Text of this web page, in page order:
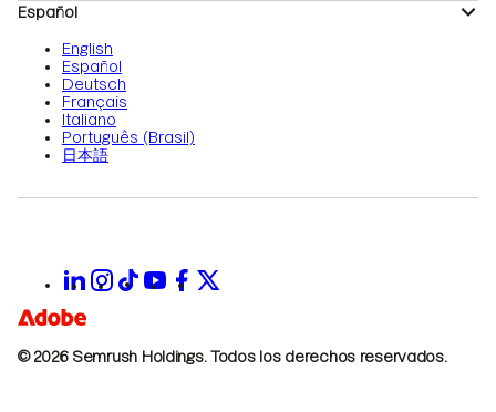
Español
English
Español
Deutsch
Français
Italiano
Português (Brasil)
日本語
© 2026 Semrush Holdings. Todos los derechos reservados.